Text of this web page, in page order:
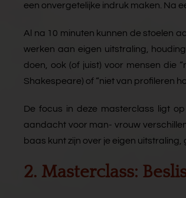
een onvergetelijke indruk maken. Na
Al na 10 minuten kunnen de stoelen
werken aan eigen uitstraling,
doen, ook (of juist) voor mensen die
Shakespeare) of “niet van profileren
De focus in deze masterclass ligt
aandacht voor man- vrouw
baas kunt zijn over je eigen
2. Masterclass: